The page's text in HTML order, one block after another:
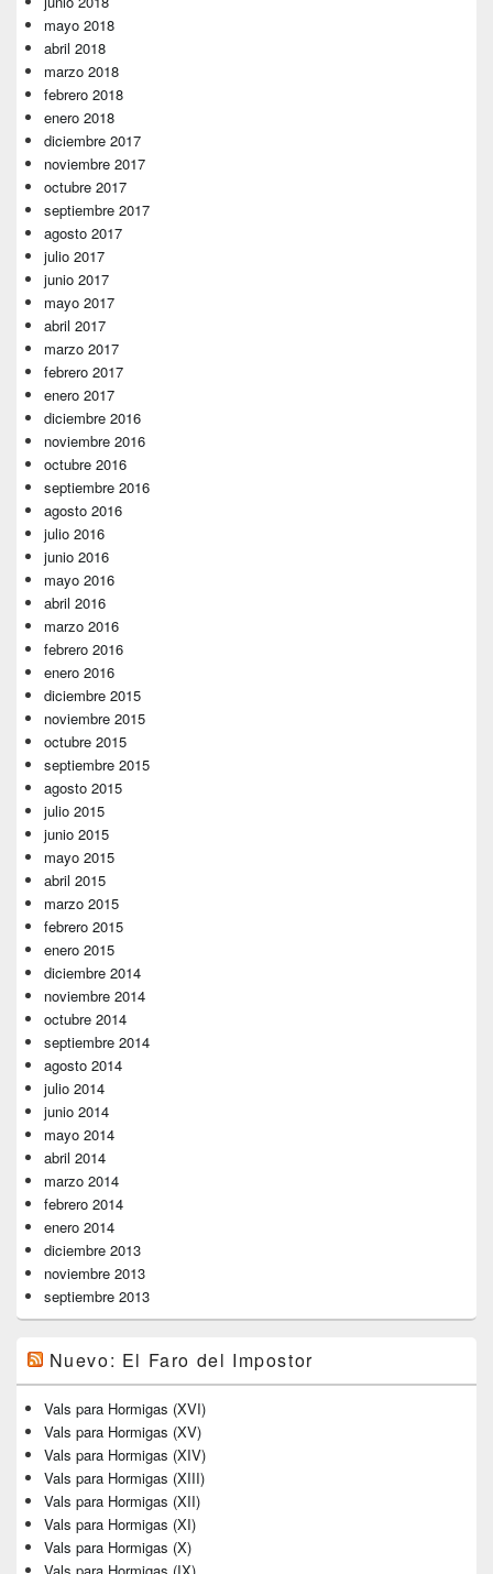
mayo 2018
abril 2018
marzo 2018
febrero 2018
enero 2018
diciembre 2017
noviembre 2017
octubre 2017
septiembre 2017
agosto 2017
julio 2017
junio 2017
mayo 2017
abril 2017
marzo 2017
febrero 2017
enero 2017
diciembre 2016
noviembre 2016
octubre 2016
septiembre 2016
agosto 2016
julio 2016
junio 2016
mayo 2016
abril 2016
marzo 2016
febrero 2016
enero 2016
diciembre 2015
noviembre 2015
octubre 2015
septiembre 2015
agosto 2015
julio 2015
junio 2015
mayo 2015
abril 2015
marzo 2015
febrero 2015
enero 2015
diciembre 2014
noviembre 2014
octubre 2014
septiembre 2014
agosto 2014
julio 2014
junio 2014
mayo 2014
abril 2014
marzo 2014
febrero 2014
enero 2014
diciembre 2013
noviembre 2013
septiembre 2013
Nuevo: El Faro del Impostor
Vals para Hormigas (XVI)
Vals para Hormigas (XV)
Vals para Hormigas (XIV)
Vals para Hormigas (XIII)
Vals para Hormigas (XII)
Vals para Hormigas (XI)
Vals para Hormigas (X)